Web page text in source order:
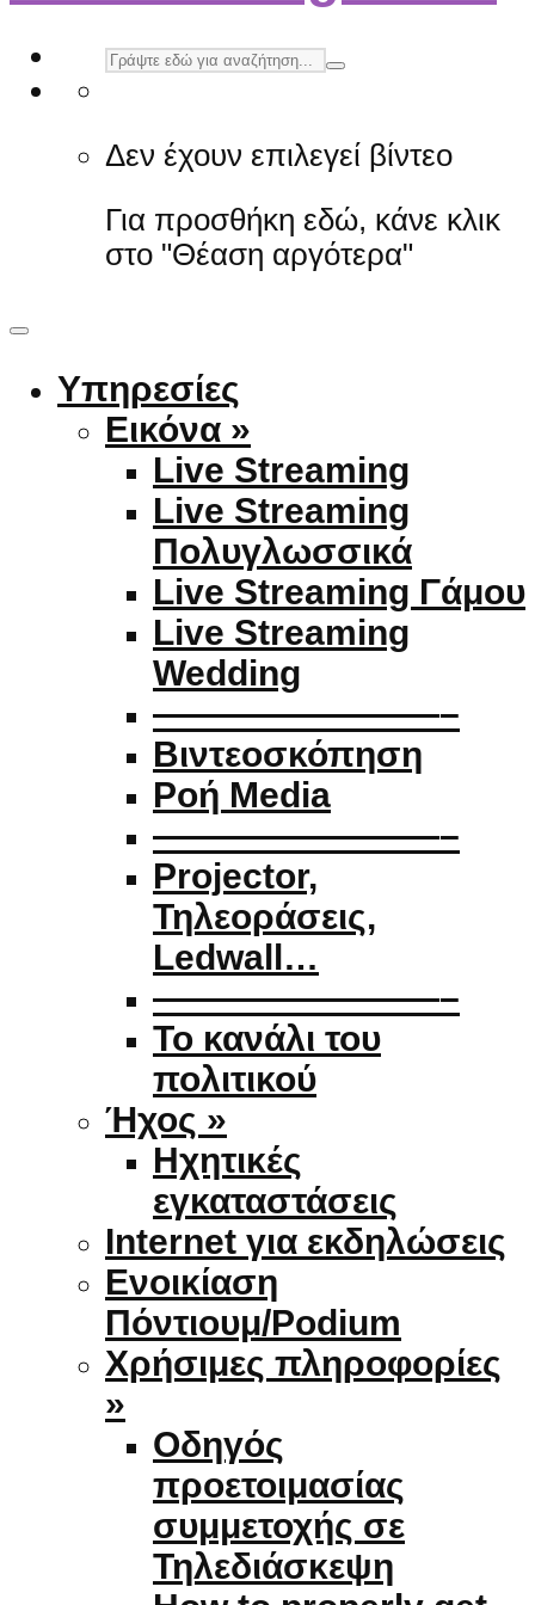
Δεν έχουν επιλεγεί βίντεο
Για προσθήκη εδώ, κάνε κλικ
στο "Θέαση αργότερα"
Υπηρεσίες
Εικόνα »
Live Streaming
Live Streaming
Πολυγλωσσικά
Live Streaming Γάμου
Live Streaming
Wedding
————————–
Βιντεοσκόπηση
Ροή Media
————————–
Projector,
Τηλεοράσεις,
Ledwall…
————————–
Το κανάλι του
πολιτικού
Ήχος »
Ηχητικές
εγκαταστάσεις
Internet για εκδηλώσεις
Ενοικίαση
Πόντιουμ/Podium
Χρήσιμες πληροφορίες
»
Οδηγός
προετοιμασίας
συμμετοχής σε
Τηλεδιάσκεψη